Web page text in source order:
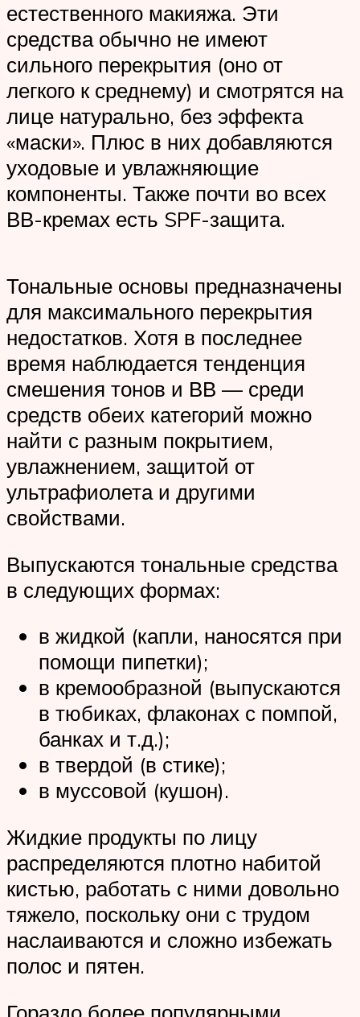
естественного макияжа. Эти
средства обычно не имеют
сильного перекрытия (оно от
легкого к среднему) и смотрятся на
лице натурально, без эффекта
«маски». Плюс в них добавляются
уходовые и увлажняющие
компоненты. Также почти во всех
ВВ-кремах есть SPF-защита.
Тональные основы предназначены
для максимального перекрытия
недостатков. Хотя в последнее
время наблюдается тенденция
смешения тонов и ВВ — среди
средств обеих категорий можно
найти с разным покрытием,
увлажнением, защитой от
ультрафиолета и другими
свойствами.
Выпускаются тональные средства
в следующих формах:
в жидкой (капли, наносятся при
помощи пипетки);
в кремообразной (выпускаются
в тюбиках, флаконах с помпой,
банках и т.д.);
в твердой (в стике);
в муссовой (кушон).
Жидкие продукты по лицу
распределяются плотно набитой
кистью, работать с ними довольно
тяжело, поскольку они с трудом
наслаиваются и сложно избежать
полос и пятен.